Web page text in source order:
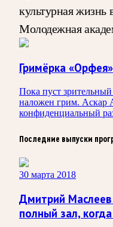
культурная жизнь
Молодежная
Гримёрка «Орфея»
Пока пуст
наложен грим. Аскар
конфиденциальный
Последние выпуски
30 марта 2018
Дмитрий
полный зал,